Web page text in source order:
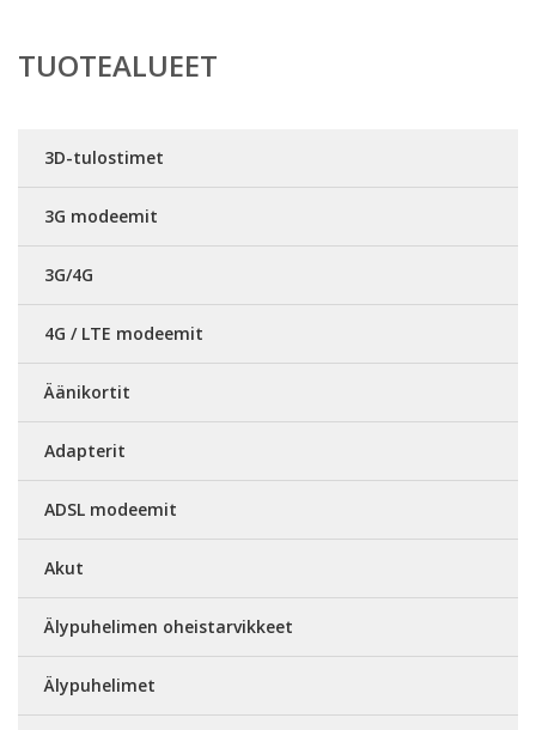
TUOTEALUEET
3D-tulostimet
3G modeemit
3G/4G
4G / LTE modeemit
Äänikortit
Adapterit
ADSL modeemit
Akut
Älypuhelimen oheistarvikkeet
Älypuhelimet